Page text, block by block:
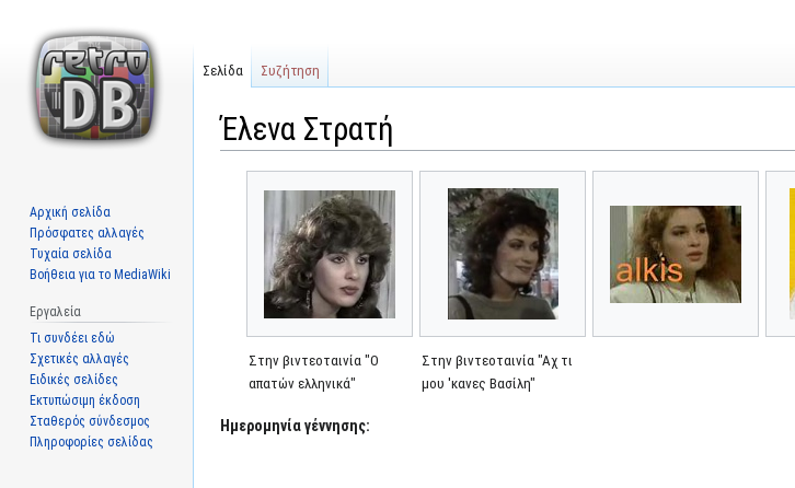
Έλενα Στρατή
πλοήγηση
αναζήτηση
Στην βιντεοταινία "Ο
απατών ελληνικά"
Στην βιντεοταινία "Αχ τι
μου 'κανες Βασίλη"
Ημερομηνία γέννησης:
Σελίδα Συζήτηση
Αρχική σελίδα
Πρόσφατες αλλαγές
Τυχαία σελίδα
Βοήθεια για το MediaWiki
Εργαλεία
Τι συνδέει εδώ
Σχετικές αλλαγές
Ειδικές σελίδες
Εκτυπώσιμη έκδοση
Σταθερός σύνδεσμος
Πληροφορίες σελίδας